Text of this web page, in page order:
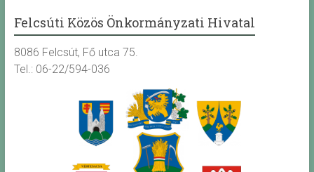
Felcsúti Közös Önkormányzati Hivatal
8086 Felcsút, Fő utca 75.
Tel.: 06-22/594-036